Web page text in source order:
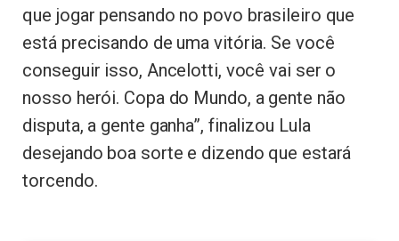
que jogar pensando no povo brasileiro que
está precisando de uma vitória. Se você
conseguir isso, Ancelotti, você vai ser o
nosso herói. Copa do Mundo, a gente não
disputa, a gente ganha”, finalizou Lula
desejando boa sorte e dizendo que estará
torcendo.